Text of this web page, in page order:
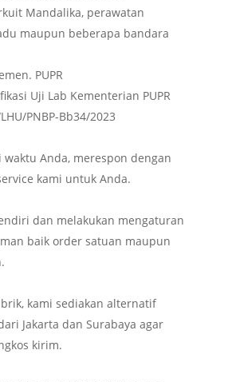
Mandalika, perawatan
maupun beberapa bandara
PUPR
Uji Lab Kementerian PUPR
PNBP-Bb34/2023
waktu Anda, merespon dengan
kami untuk Anda.
dan melakukan mengaturan
baik order satuan maupun
kami sediakan alternatif
Jakarta dan Surabaya agar
kirim.